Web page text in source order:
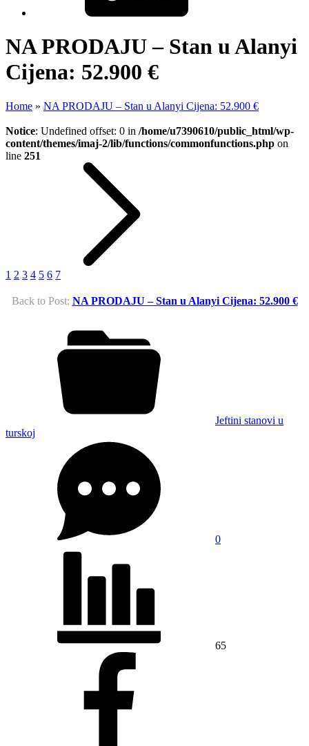
NA PRODAJU – Stan u Alanyi
Cijena: 52.900 €
Home » NA PRODAJU – Stan u Alanyi Cijena: 52.900 €
Notice: Undefined offset: 0 in /home/u7390610/public_html/wp-
content/themes/imaj-2/lib/functions/commonfunctions.php on
line 251
1 2 3 4 5 6 7
Back to Post: NA PRODAJU – Stan u Alanyi Cijena: 52.900 €
Jeftini stanovi u
turskoj
0
65